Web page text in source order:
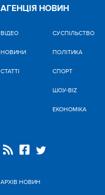
АГЕНЦІЯ НОВИН
ВІДЕО
НОВИНИ
СТАТТІ
CУСПІЛЬСТВО
ПОЛІТИКА
СПОРТ
ШОУ-BIZ
ЕКОНОМІКА
АРХІВ НОВИН